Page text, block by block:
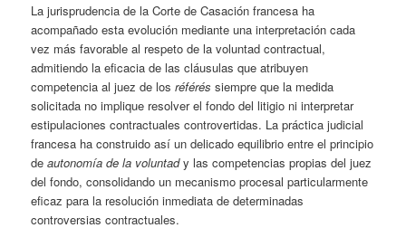
La jurisprudencia de la Corte de Casación francesa ha
acompañado esta evolución mediante una interpretación cada
vez más favorable al respeto de la voluntad contractual,
admitiendo la eficacia de las cláusulas que atribuyen
competencia al juez de losréférés siempre que la medida
solicitada no implique resolver el fondo del litigio ni interpretar
estipulaciones contractuales controvertidas. La práctica judicial
francesa ha construido así un delicado equilibrio entre el principio
deautonomía de la voluntady las competencias propias del juez
del fondo, consolidando un mecanismo procesal particularmente
eficaz para la resolución inmediata de determinadas
controversias contractuales.